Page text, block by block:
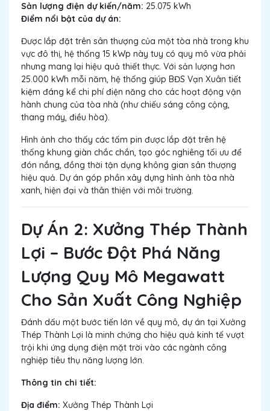
Sản lượng điện dự kiến/năm: 25.075 kWh
Điểm nổi bật của dự án:
Được lắp đặt trên sân thượng của một tòa nhà trong khu
vực đô thị, hệ thống 15 kWp này tuy có quy mô vừa phải
nhưng mang lại hiệu quả thiết thực. Với sản lượng hơn
25.000 kWh mỗi năm, hệ thống giúp BĐS Vạn Xuân tiết
kiệm đáng kể chi phí điện năng cho các hoạt động vận
hành chung của tòa nhà (như chiếu sáng công cộng,
thang máy, điều hòa).
Hình ảnh cho thấy các tấm pin được lắp đặt trên hệ
thống khung giàn chắc chắn, tạo góc nghiêng tối ưu để
đón nắng, đồng thời tận dụng không gian sân thượng
hiệu quả. Dự án góp phần xây dựng hình ảnh tòa nhà
xanh, hiện đại và thân thiện với môi trường.
Dự Án 2: Xưởng Thép Thành
Lợi – Bước Đột Phá Năng
Lượng Quy Mô Megawatt
Cho Sản Xuất Công Nghiệp
Đánh dấu một bước tiến lớn về quy mô, dự án tại Xưởng
Thép Thành Lợi là minh chứng cho hiệu quả kinh tế vượt
trội khi ứng dụng điện mặt trời vào các ngành công
nghiệp tiêu thụ năng lượng lớn.
Thông tin chi tiết:
Địa điểm: Xưởng Thép Thành Lợi